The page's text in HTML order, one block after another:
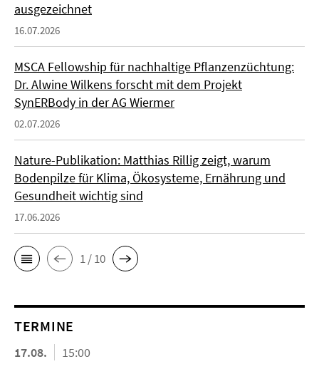
ausgezeichnet
16.07.2026
MSCA Fellowship für nachhaltige Pflanzenzüchtung:
Dr. Alwine Wilkens forscht mit dem Projekt
SynERBody in der AG Wiermer
02.07.2026
Nature-Publikation: Matthias Rillig zeigt, warum
Bodenpilze für Klima, Ökosysteme, Ernährung und
Gesundheit wichtig sind
17.06.2026
1 / 10
TERMINE
17.08.
15:00